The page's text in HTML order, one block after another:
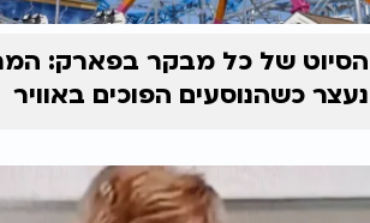
הסיוט של כל מבקר בפארק:
נעצר כשהנוסעים הפוכים באוויר